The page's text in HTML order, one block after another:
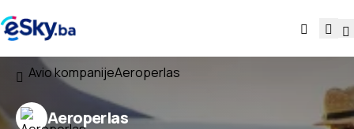
Avio kompanijeAeroperlas
Aeroperlas